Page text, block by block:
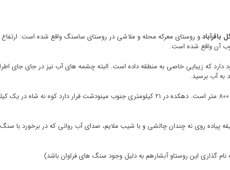
و روستای معرکه محله و ملاشی در روستای ساسنگ واقع شده است. ارتفاع نسبی آبشار از
آن واقع شده است.
دارد که زیبایی خاصی به منطقه داده است. البته چشمه های آب نیز در جای
به آب برسید.
ارتفاع نسبی بزرگترین آبشار ساسنگ از سطح دریا 800 متر است. دهکده در 21
رسیدن به این آبشار زیبا، بعد از تقریبا 40 دقیقه پیاده روی نه چندان چالشی و با شیب ملایم، صدای آب
گذاری این روستاو آبشارهم به دلیل وجود سنگ های فراوان باشد)